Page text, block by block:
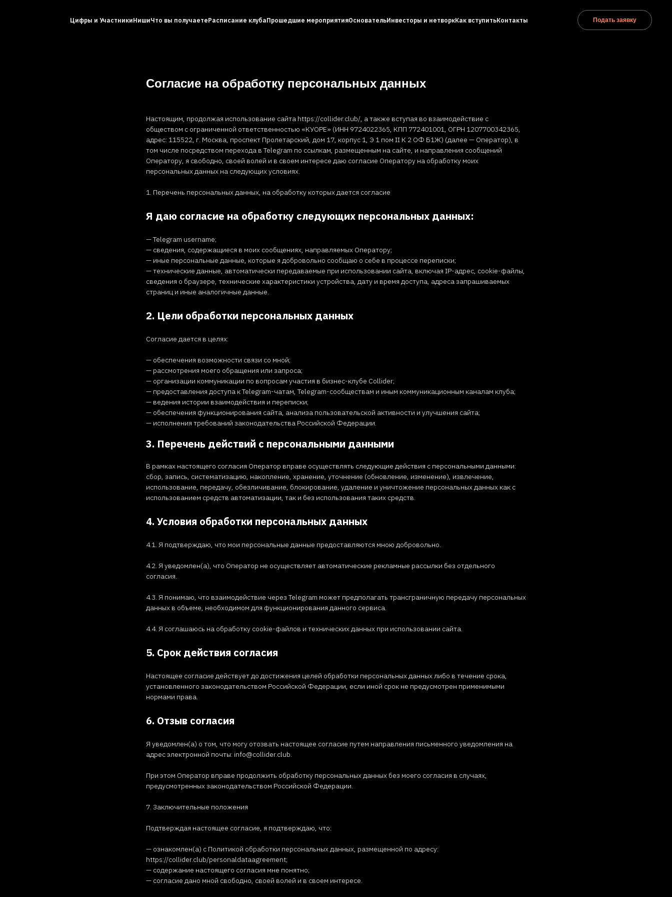
Цифры и УчастникиНишиЧто вы получаетеРасписание клубаПрошедшие мероприятияОсновательИнвесторы и нетворкКак вступитьКонтакты Подать заявку
Согласие на обработку персональных данных
Настоящим, продолжая использование сайта https://collider.club/, а также вступая во взаимодействие с
обществом с ограниченной ответственностью «КУОРЕ» (ИНН 9724022365, КПП 772401001, ОГРН 1207700342365,
адрес: 115522, г. Москва, проспект Пролетарский, дом 17, корпус 1, Э 1 пом II К 2 ОФ Б1Ж) (далее — Оператор), в
том числе посредством перехода в Telegram по ссылкам, размещенным на сайте, и направления сообщений
Оператору, я свободно, своей волей и в своем интересе даю согласие Оператору на обработку моих
персональных данных на следующих условиях.
1. Перечень персональных данных, на обработку которых дается согласие
Я даю согласие на обработку следующих персональных данных:
— Telegram username;
— сведения, содержащиеся в моих сообщениях, направляемых Оператору;
— иные персональные данные, которые я добровольно сообщаю о себе в процессе переписки;
— технические данные, автоматически передаваемые при использовании сайта, включая IP-адрес, cookie-файлы,
сведения о браузере, технические характеристики устройства, дату и время доступа, адреса запрашиваемых
страниц и иные аналогичные данные.
2. Цели обработки персональных данных
Согласие дается в целях:
— обеспечения возможности связи со мной;
— рассмотрения моего обращения или запроса;
— организации коммуникации по вопросам участия в бизнес-клубе Collider;
— предоставления доступа к Telegram-чатам, Telegram-сообществам и иным коммуникационным каналам клуба;
— ведения истории взаимодействия и переписки;
— обеспечения функционирования сайта, анализа пользовательской активности и улучшения сайта;
— исполнения требований законодательства Российской Федерации.
3. Перечень действий с персональными данными
В рамках настоящего согласия Оператор вправе осуществлять следующие действия с персональными данными:
сбор, запись, систематизацию, накопление, хранение, уточнение (обновление, изменение), извлечение,
использование, передачу, обезличивание, блокирование, удаление и уничтожение персональных данных как с
использованием средств автоматизации, так и без использования таких средств.
4. Условия обработки персональных данных
4.1. Я подтверждаю, что мои персональные данные предоставляются мною добровольно.
4.2. Я уведомлен(а), что Оператор не осуществляет автоматические рекламные рассылки без отдельного
согласия.
4.3. Я понимаю, что взаимодействие через Telegram может предполагать трансграничную передачу персональных
данных в объеме, необходимом для функционирования данного сервиса.
4.4. Я соглашаюсь на обработку cookie-файлов и технических данных при использовании сайта.
5. Срок действия согласия
Настоящее согласие действует до достижения целей обработки персональных данных либо в течение срока,
установленного законодательством Российской Федерации, если иной срок не предусмотрен применимыми
нормами права.
6. Отзыв согласия
Я уведомлен(а) о том, что могу отозвать настоящее согласие путем направления письменного уведомления на
адрес электронной почты: info@collider.club.
При этом Оператор вправе продолжить обработку персональных данных без моего согласия в случаях,
предусмотренных законодательством Российской Федерации.
7. Заключительные положения
Подтверждая настоящее согласие, я подтверждаю, что:
— ознакомлен(а) с Политикой обработки персональных данных, размещенной по адресу:
https://collider.club/personaldataagreement;
— содержание настоящего согласия мне понятно;
— согласие дано мной свободно, своей волей и в своем интересе.